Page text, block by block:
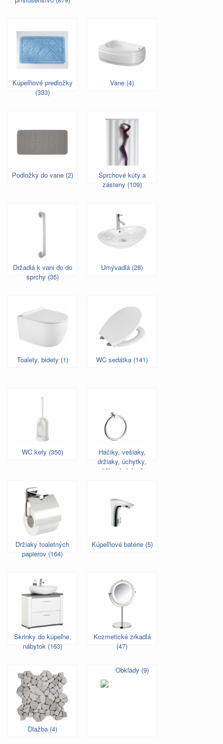
Kúpeľňové predložky
(333)
Vane (4)
Podložky do vane (2)
Sprchové kúty a
zásteny (109)
Držadlá k vani do do
sprchy (35)
Umývadlá (28)
Toalety, bidety (1) WC sedátka (141)
WC kefy (350)
Háčiky, vešiaky,
držiaky, úchytky,
poličky do kúpeľne
Držiaky toaletných
papierov (164)
Kúpeľňové batérie (5)
Skrinky do kúpeľne,
nábytok (163)
Kozmetické zrkadlá
(47)
Dlažba (4)
Obklady (9)